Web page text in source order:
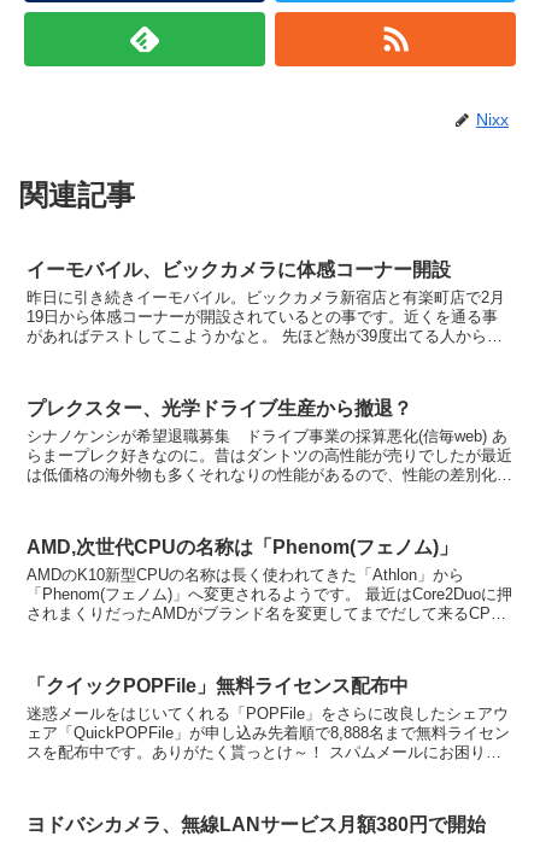
Nixx
関連記事
イーモバイル、ビックカメラに体感コーナー開設
昨日に引き続きイーモバイル。ビックカメラ新宿店と有楽町店で2月
19日から体感コーナーが開設されているとの事です。近くを通る事
があればテストしてこようかなと。 先ほど熱が39度出てる人から電
プレクスター、光学ドライブ生産から撤退？
シナノケンシが希望退職募集 ドライブ事業の採算悪化(信毎web) あ
らまープレク好きなのに。昔はダントツの高性能が売りでしたが最近
は低価格の海外物も多くそれなりの性能があるので、性能の差別化が
AMD,次世代CPUの名称は「Phenom(フェノム)」
AMDのK10新型CPUの名称は長く使われてきた「Athlon」から
「Phenom(フェノム)」へ変更されるようです。 最近はCore2Duoに押
されまくりだったAMDがブランド名を変更してまでだして来るCPU
「クイックPOPFile」無料ライセンス配布中
迷惑メールをはじいてくれる「POPFile」をさらに改良したシェアウ
ェア「QuickPOPFile」が申し込み先着順で8,888名まで無料ライセン
スを配布中です。ありがたく貰っとけ～！ スパムメールにお困りの
ヨドバシカメラ、無線LANサービス月額380円で開始